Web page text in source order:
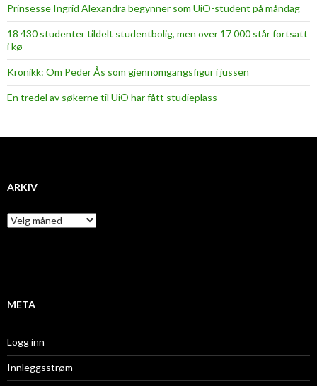
Prinsesse Ingrid Alexandra begynner som UiO-student på måndag
18 430 studenter tildelt studentbolig, men over 17 000 står fortsatt
i kø
Kronikk: Om Peder Ås som gjennomgangsfigur i jussen
En tredel av søkerne til UiO har fått studieplass
ARKIV
A
r
i
META
Logg inn
Innleggsstrøm